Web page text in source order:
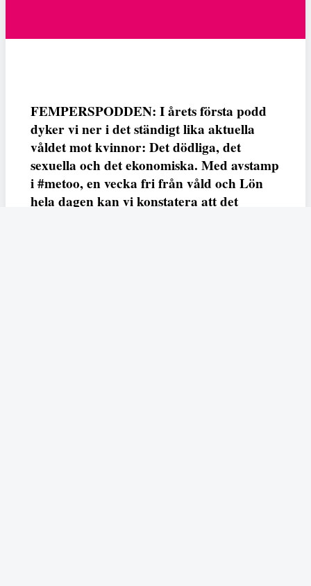
FEMPERSPODDEN: I årets första podd
dyker vi ner i det ständigt lika aktuella
våldet mot kvinnor: Det dödliga, det
sexuella och det ekonomiska. Med avstamp
i #metoo, en vecka fri från våld och Lön
hela dagen kan vi konstatera att det